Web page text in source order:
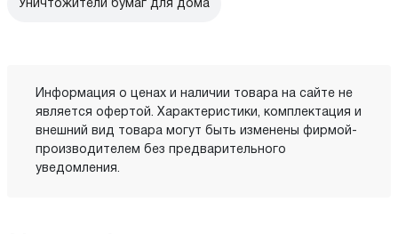
Уничтожители бумаг для дома
Информация о ценах и наличии товара на сайте не
является офертой. Характеристики, комплектация и
внешний вид товара могут быть изменены фирмой-
производителем без предварительного
уведомления.